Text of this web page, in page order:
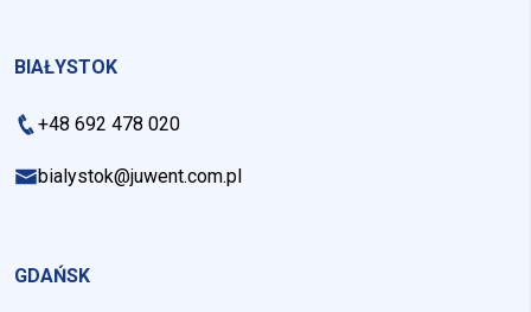
BIAŁYSTOK
+48 692 478 020
bialystok@juwent.com.pl
GDAŃSK